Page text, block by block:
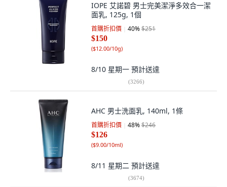
IOPE 艾諾碧 男士完美潔淨多效合一潔
面乳, 125g, 1個
首購折扣價 40%$251
$150
($12.00/10g)
8/10 星期一 預計送達
(3266)
AHC 男士洗面乳, 140ml, 1條
首購折扣價 48%$246
$126
($9.00/10ml)
8/11 星期二 預計送達
(3674)